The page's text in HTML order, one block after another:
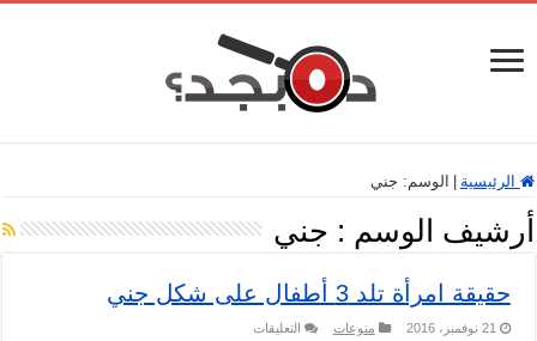
الرئيسية الوسم: جني
أرشيف الوسم : جني
حقيقة امرأة تلد 3 أطفال على شكل جني
21 نوفمبر، 2016 منوعات التعليقات